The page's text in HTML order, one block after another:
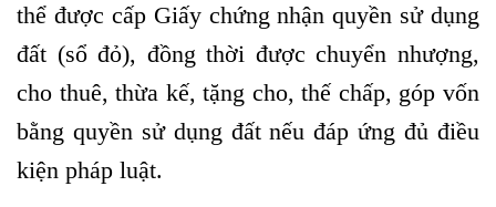
thể được cấp Giấy chứng nhận quyền sử dụng
đất (sổ đỏ), đồng thời được chuyển nhượng,
cho thuê, thừa kế, tặng cho, thế chấp, góp vốn
bằng quyền sử dụng đất nếu đáp ứng đủ điều
kiện pháp luật.